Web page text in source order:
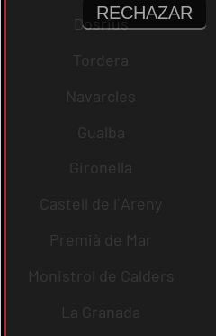
Dosrius
Tordera
Navarcles
Gualba
Gironella
Castell de l´Areny
Premià de Mar
Monistrol de Calders
La Granada
RECHAZAR